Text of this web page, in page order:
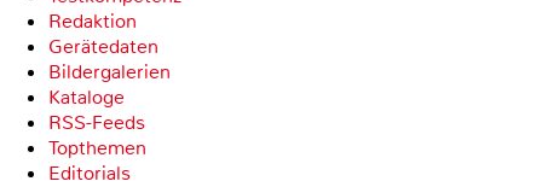
Redaktion
Gerätedaten
Bildergalerien
Kataloge
RSS-Feeds
Topthemen
Editorials